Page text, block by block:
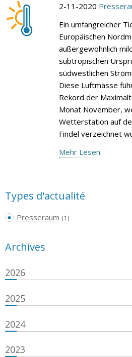
2-11-2020
Ein umfangreicher
Europäischen
außergewöhnlich
subtropischen
südwestlichen
Diese Luftmasse
Rekord der
Monat November,
Wetterstation auf
Findel verzeichnet
Mehr Lesen
Types d'actualité
Presseraum (1)
Archives
2026
2025
2024
2023